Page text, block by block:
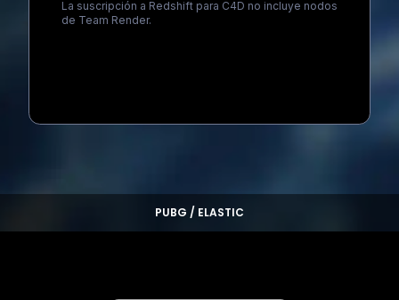
PUBG / ELASTIC
La suscripción a Redshift para C4D no incluye nodos
de Team Render.